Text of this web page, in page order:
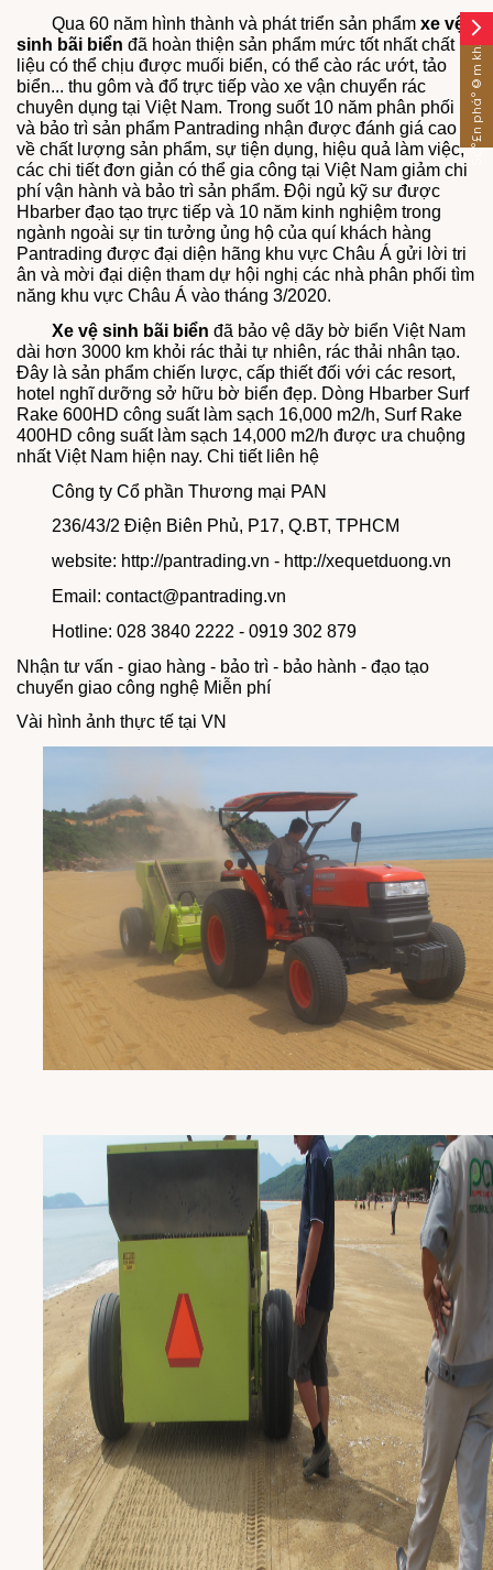
Qua 60 năm hình thành và phát triển sản phẩm xe vệ
sinh bãi biển đã hoàn thiện sản phẩm mức tốt nhất chất
liệu có thể chịu được muối biển, có thể cào rác ướt, tảo
biển... thu gôm và đổ trực tiếp vào xe vận chuyển rác
chuyên dụng tại Việt Nam. Trong suốt 10 năm phân phối
và bảo trì sản phẩm Pantrading nhận được đánh giá cao
về chất lượng sản phẩm, sự tiện dụng, hiệu quả làm việc,
các chi tiết đơn giản có thể gia công tại Việt Nam giảm chi
phí vận hành và bảo trì sản phẩm. Đội ngủ kỹ sư được
Hbarber đạo tạo trực tiếp và 10 năm kinh nghiệm trong
ngành ngoài sự tin tưởng ủng hộ của quí khách hàng
Pantrading được đại diện hãng khu vực Châu Á gửi lời tri
ân và mời đại diện tham dự hội nghị các nhà phân phối tìm
năng khu vực Châu Á vào tháng 3/2020.
Xe vệ sinh bãi biển đã bảo vệ dãy bờ biển Việt Nam
dài hơn 3000 km khỏi rác thải tự nhiên, rác thải nhân tạo.
Đây là sản phẩm chiến lược, cấp thiết đối với các resort,
hotel nghĩ dưỡng sở hữu bờ biển đẹp. Dòng Hbarber Surf
Rake 600HD công suất làm sạch 16,000 m2/h, Surf Rake
400HD công suất làm sạch 14,000 m2/h được ưa chuộng
nhất Việt Nam hiện nay. Chi tiết liên hệ
Công ty Cổ phần Thương mại PAN
236/43/2 Điện Biên Phủ, P17, Q.BT, TPHCM
website: http://pantrading.vn - http://xequetduong.vn
Email: contact@pantrading.vn
Hotline: 028 3840 2222 - 0919 302 879
Nhận tư vấn - giao hàng - bảo trì - bảo hành - đạo tạo
chuyển giao công nghệ Miễn phí
Vài hình ảnh thực tế tại VN
arrow_forward_ios
Sáº£n pháº©m khÃ¡c